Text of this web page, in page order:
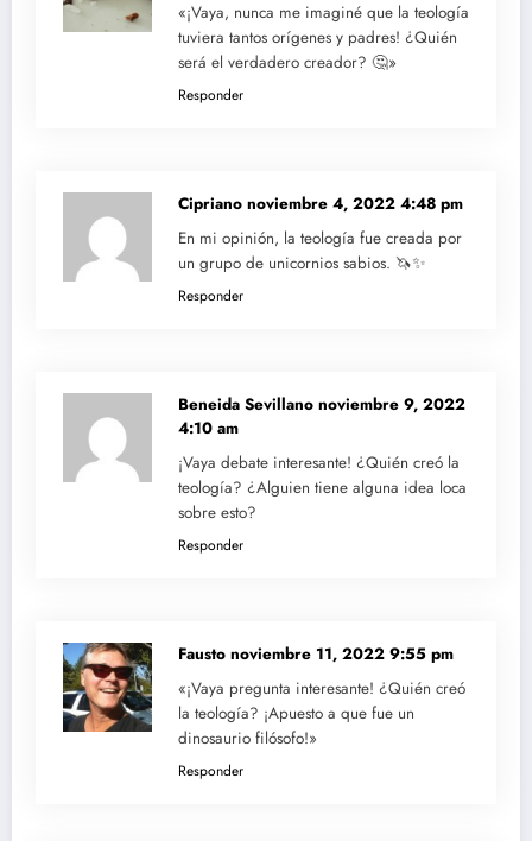
«¡Vaya, nunca me imaginé que la teología
tuviera tantos orígenes y padres! ¿Quién
será el verdadero creador? 🤔»
Responder
Cipriano noviembre 4, 2022 4:48 pm
En mi opinión, la teología fue creada por
un grupo de unicornios sabios. 🦄✨
Responder
Beneida Sevillano noviembre 9, 2022
4:10 am
¡Vaya debate interesante! ¿Quién creó la
teología? ¿Alguien tiene alguna idea loca
sobre esto?
Responder
Fausto noviembre 11, 2022 9:55 pm
«¡Vaya pregunta interesante! ¿Quién creó
la teología? ¡Apuesto a que fue un
dinosaurio filósofo!»
Responder